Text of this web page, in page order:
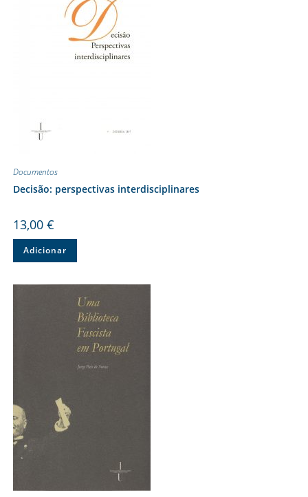
Documentos
Decisão: perspectivas interdisciplinares
13,00 €
Adicionar